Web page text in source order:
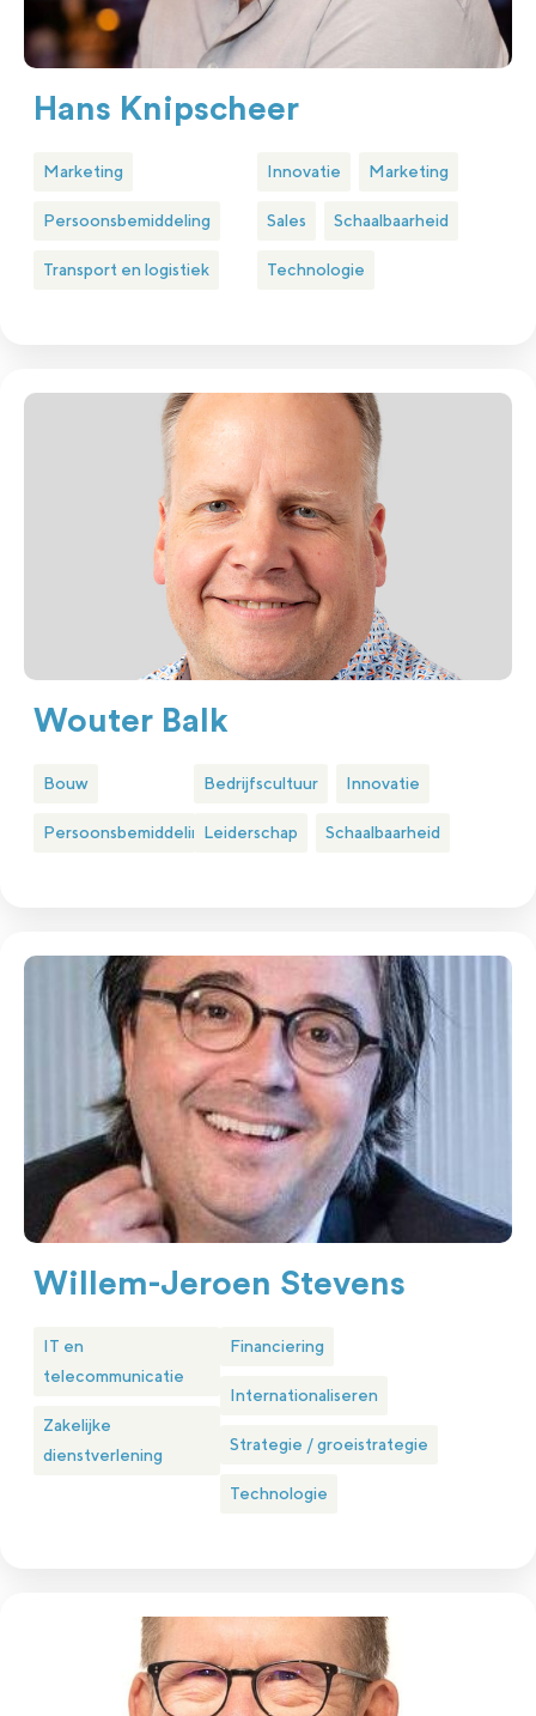
Hans Knipscheer
Marketing
Persoonsbemiddeling
Transport en logistiek
Innovatie Marketing
Sales Schaalbaarheid
Technologie
Wouter Balk
Bouw
Persoonsbemiddeling
Bedrijfscultuur Innovatie
Leiderschap Schaalbaarheid
Willem-Jeroen Stevens
IT en
telecommunicatie
Zakelijke
dienstverlening
Financiering
Internationaliseren
Strategie / groeistrategie
Technologie